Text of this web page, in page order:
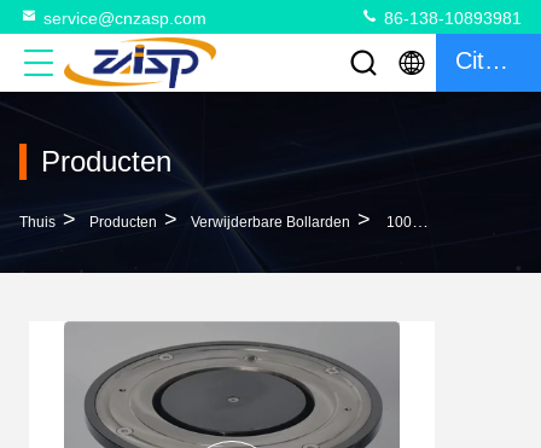
service@cnzasp.com 86-138-10893981
Citaat
Producten
Thuis > Producten > Verwijderbare Bollarden > 1000±5 Mm Hoogte Boven De Grond Intrekbare Bollards Voor Parken En Recreatiegebieden